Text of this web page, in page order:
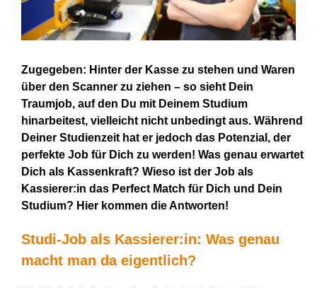
Zugegeben: Hinter der Kasse zu stehen und Waren
über den Scanner zu ziehen – so sieht Dein
Traumjob, auf den Du mit Deinem Studium
hinarbeitest, vielleicht nicht unbedingt aus. Während
Deiner Studienzeit hat er jedoch das Potenzial, der
perfekte Job für Dich zu werden! Was genau erwartet
Dich als Kassenkraft? Wieso ist der Job als
Kassierer:in das Perfect Match für Dich und Dein
Studium? Hier kommen die Antworten!
Studi-Job als Kassierer:in: Was genau
macht man da eigentlich?